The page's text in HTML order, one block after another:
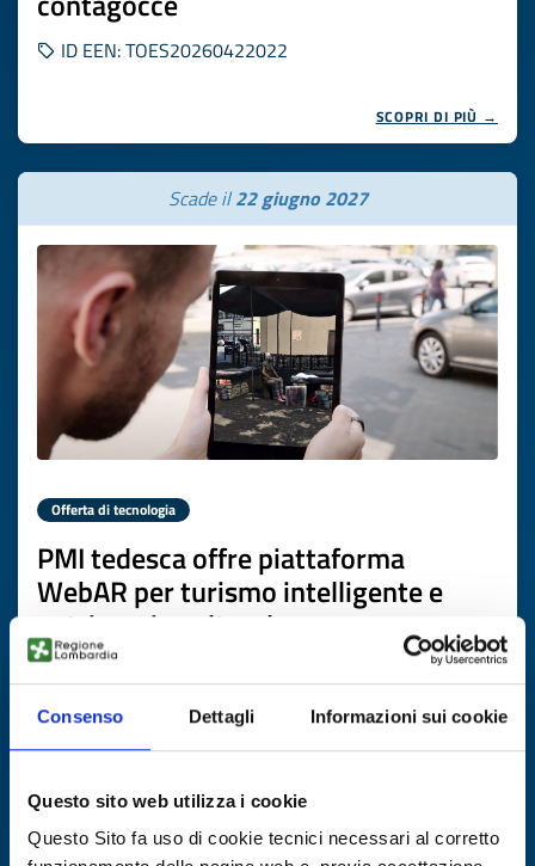
Consenso Dettagli Informazioni sui cookie
Questo sito web utilizza i cookie
Questo Sito fa uso di cookie tecnici necessari al corretto
ID EEN: TOES20260422022
SCOPRI DI PIÙ →
Scade il22 giugno 2027
Offerta di tecnologia
PMI tedesca offre piattaforma
WebAR per turismo intelligente e
patrimonio culturale
ID EEN: TODE20260417001